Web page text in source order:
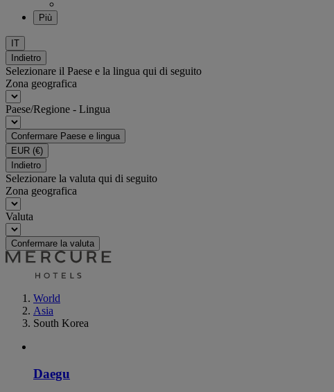
Più
IT
Indietro
Selezionare il Paese e la lingua qui di seguito
Zona geografica
Paese/Regione - Lingua
Confermare Paese e lingua
EUR (€)
Indietro
Selezionare la valuta qui di seguito
Zona geografica
Valuta
Confermare la valuta
World
Asia
South Korea
Daegu